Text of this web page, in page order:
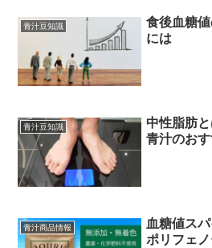
青汁豆知識
食後血糖
には
青汁豆知識
中性脂肪
青汁のおす
青汁商品情報
血糖値ス
ポリフェ